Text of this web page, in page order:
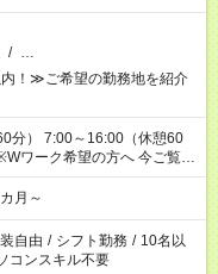
/ …
！≫ご希望の勤務地を紹介
1つのお仕事の勤務時間の合
す。
月～
自由 / シフト勤務 / 10名以
コンスキル不要